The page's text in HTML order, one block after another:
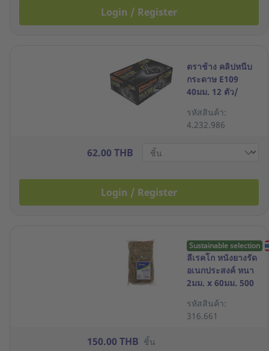
Login / Register
ตราช้าง คลิปหนีบ
กระดาษ E109
40มม. 12 ตัว/
รหัสสินค้า:
4.232.986
62.00 THB
Login / Register
Sustainable selection
ลีเรคโก หนังยางรัด
อเนกประสงค์ หนา
2มม. x 60มม. 500
รหัสสินค้า:
316.661
150.00 THB ชิ้น